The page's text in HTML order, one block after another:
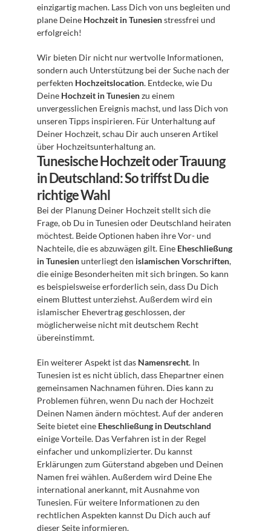
einzigartig machen. Lass Dich von uns begleiten und
plane Deine Hochzeit in Tunesien stressfrei und
erfolgreich!
Wir bieten Dir nicht nur wertvolle Informationen,
sondern auch Unterstützung bei der Suche nach der
perfekten Hochzeitslocation. Entdecke, wie Du
Deine Hochzeit in Tunesien zu einem
unvergesslichen Ereignis machst, und lass Dich von
unseren Tipps inspirieren. Für Unterhaltung auf
Deiner Hochzeit, schau Dir auch unseren Artikel
über Hochzeitsunterhaltung an.
Tunesische Hochzeit oder Trauung
in Deutschland: So triffst Du die
richtige Wahl
Bei der Planung Deiner Hochzeit stellt sich die
Frage, ob Du in Tunesien oder Deutschland heiraten
möchtest. Beide Optionen haben ihre Vor- und
Nachteile, die es abzuwägen gilt. Eine Eheschließung
in Tunesien unterliegt den islamischen Vorschriften,
die einige Besonderheiten mit sich bringen. So kann
es beispielsweise erforderlich sein, dass Du Dich
einem Bluttest unterziehst. Außerdem wird ein
islamischer Ehevertrag geschlossen, der
möglicherweise nicht mit deutschem Recht
übereinstimmt.
Ein weiterer Aspekt ist das Namensrecht. In
Tunesien ist es nicht üblich, dass Ehepartner einen
gemeinsamen Nachnamen führen. Dies kann zu
Problemen führen, wenn Du nach der Hochzeit
Deinen Namen ändern möchtest. Auf der anderen
Seite bietet eine Eheschließung in Deutschland
einige Vorteile. Das Verfahren ist in der Regel
einfacher und unkomplizierter. Du kannst
Erklärungen zum Güterstand abgeben und Deinen
Namen frei wählen. Außerdem wird Deine Ehe
international anerkannt, mit Ausnahme von
Tunesien. Für weitere Informationen zu den
dieser Seite informieren.